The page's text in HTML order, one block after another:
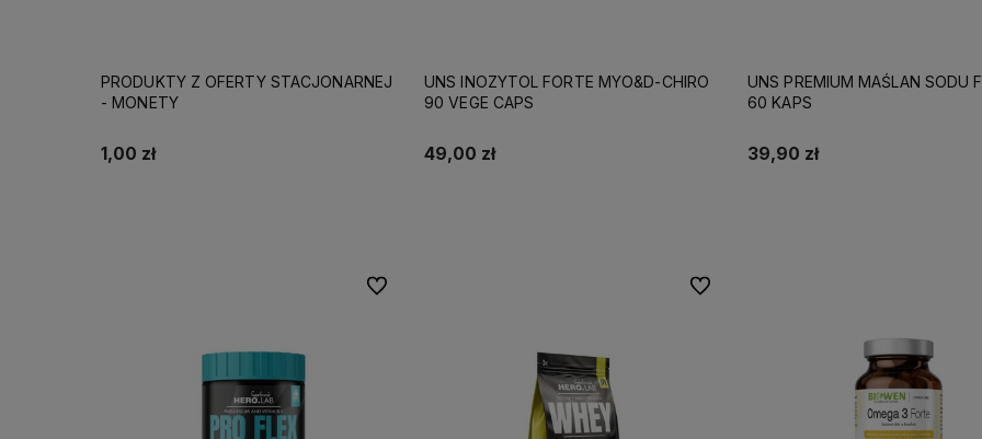
PRODUKTY Z OFERTY STACJONARNEJ
- MONETY
1,00 zł
UNS INOZYTOL FORTE MYO&D-CHIRO
90 VEGE CAPS
49,00 zł
UNS PREMIUM MAŚLAN SODU
60 KAPS
39,90 zł
Do ulubionych Do ulubionych